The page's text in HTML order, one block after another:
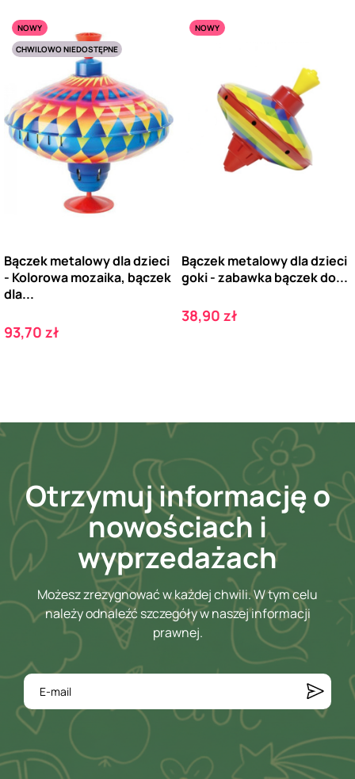
NOWY
CHWILOWO NIEDOSTĘPNE
Bączek metalowy dla dzieci
- Kolorowa mozaika, bączek
dla...
Cena
93,70 zł
NOWY
Bączek metalowy dla dzieci
goki - zabawka bączek do...
Cena
38,90 zł
Otrzymuj informację o
nowościach i
wyprzedażach
Możesz zrezygnować w każdej chwili. W tym celu
należy odnaleźć szczegóły w naszej informacji
prawnej.